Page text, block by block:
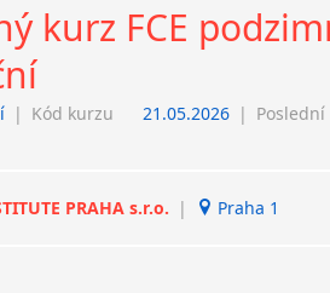
kurz FCE
| Kód kurzu 21.05.2026 |
PRAHA s.r.o. | Praha 1